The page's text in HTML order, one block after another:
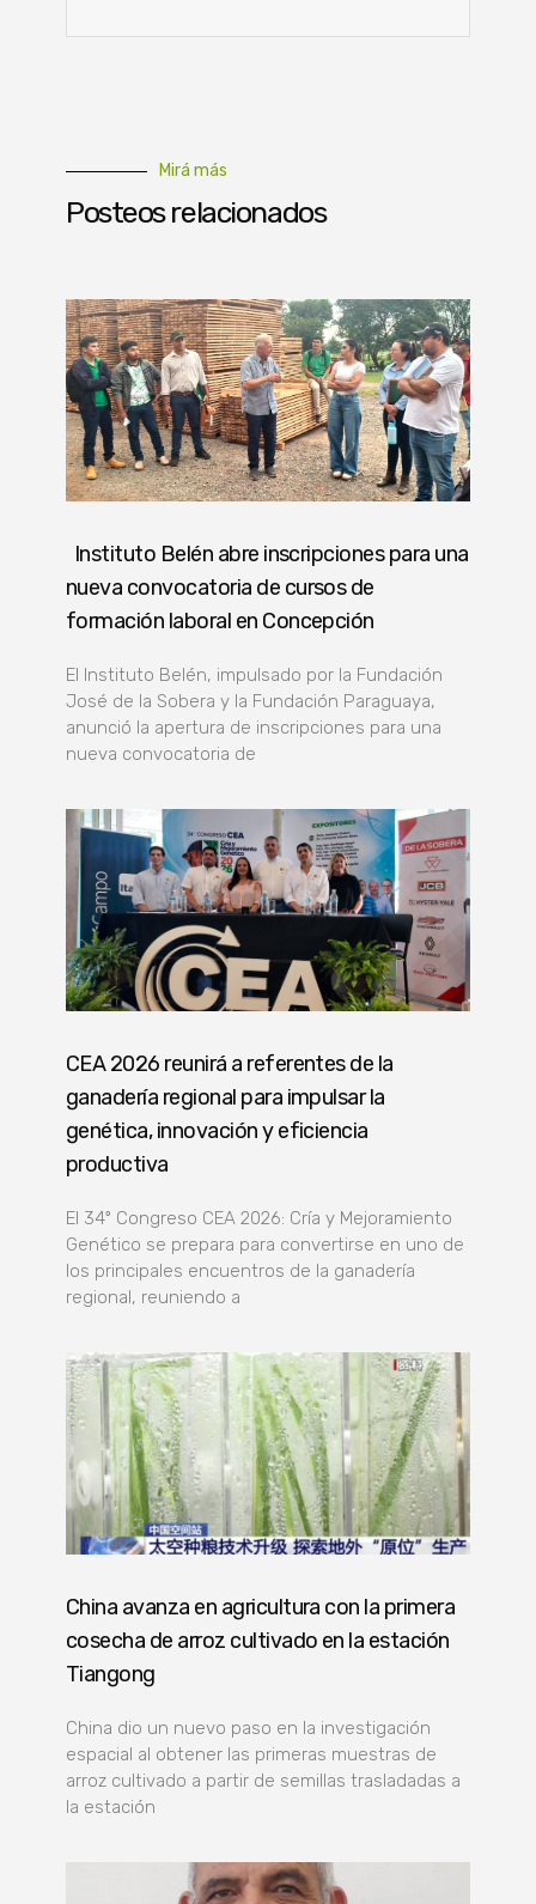
Mirá más
Posteos relacionados
Instituto Belén abre inscripciones para una
nueva convocatoria de cursos de
formación laboral en Concepción
El Instituto Belén, impulsado por la Fundación
José de la Sobera y la Fundación Paraguaya,
anunció la apertura de inscripciones para una
nueva convocatoria de
CEA 2026 reunirá a referentes de la
ganadería regional para impulsar la
genética, innovación y eficiencia
productiva
El 34º Congreso CEA 2026: Cría y Mejoramiento
Genético se prepara para convertirse en uno de
los principales encuentros de la ganadería
regional, reuniendo a
China avanza en agricultura con la primera
cosecha de arroz cultivado en la estación
Tiangong
China dio un nuevo paso en la investigación
espacial al obtener las primeras muestras de
arroz cultivado a partir de semillas trasladadas a
la estación